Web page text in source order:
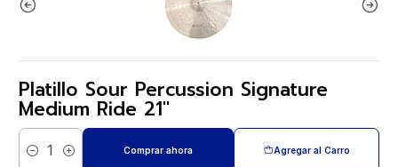
Platillo Sour Percussion Signature
Medium Ride 21"
Cantidad
Agregar al Carro
Comprar ahora